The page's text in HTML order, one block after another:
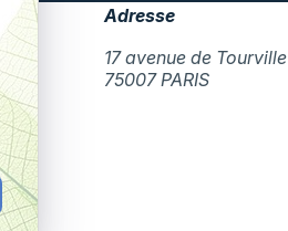
Adresse
17 avenue de Tourville
75007 PARIS